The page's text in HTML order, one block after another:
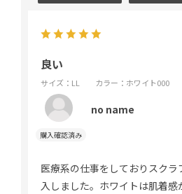
良い
サイズ：LL カラー：ホワイト000
no name
医療系の仕事をしておりスク
入しました。ホワイトは肌着